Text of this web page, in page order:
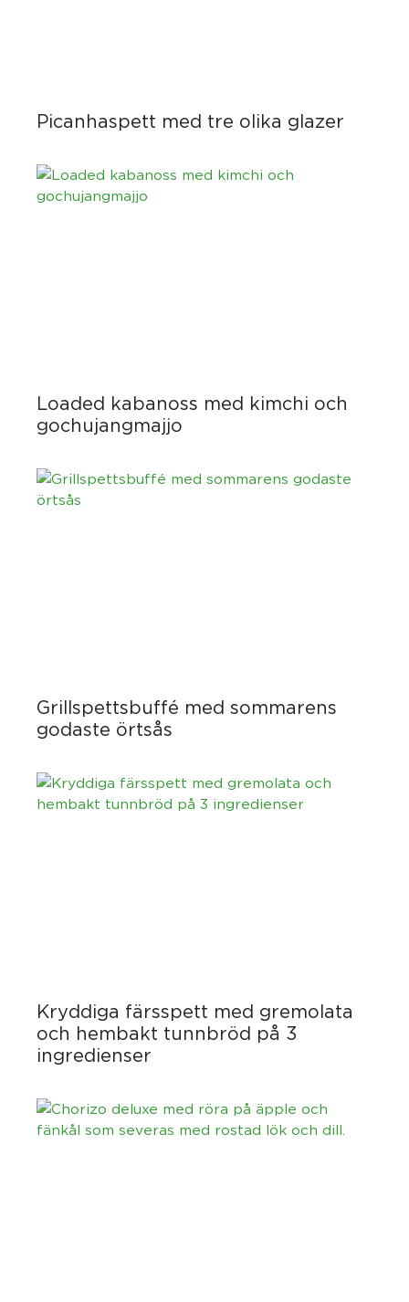
Picanhaspett med tre olika glazer
Loaded kabanoss med kimchi och
gochujangmajjo
Grillspettsbuffé med sommarens
godaste örtsås
Kryddiga färsspett med gremolata
och hembakt tunnbröd på 3
ingredienser